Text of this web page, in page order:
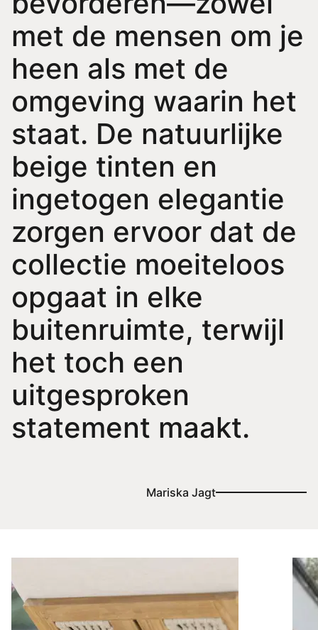
met de mensen om je
heen als met de
omgeving waarin het
staat. De natuurlijke
beige tinten en
ingetogen elegantie
zorgen ervoor dat de
collectie moeiteloos
opgaat in elke
buitenruimte, terwijl
het toch een
uitgesproken
statement maakt.
Mariska Jagt